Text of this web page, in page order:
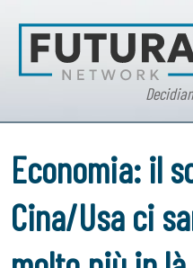
Economia: il
Cina/Usa ci